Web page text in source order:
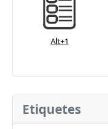
Alt+1
Etiquetes